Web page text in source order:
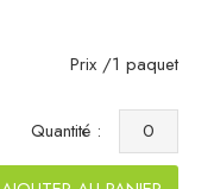
Prix /1 paquet
Quantité :